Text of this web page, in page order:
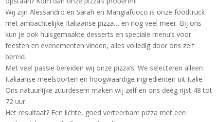
Wij zijn Alessandro en Sarah en Mangiafuoco is onze foodtruck
met ambachtelijke Italiaanse pizza… en nog veel meer. Bij ons
kun je ook huisgemaakte desserts en speciale menu’s voor
feesten en evenementen vinden, alles volledig door ons zelf
bereid.
Met veel passie bereiden wij onze pizza’s. We selecteren alleen
Italiaanse meelsoorten en hoogwaardige ingrediënten uit Italië.
Ons natuurlijke zuurdesem maken wij zelf en ons deeg rijst 48 tot
72 uur.
Het resultaat? Een lichte, goed verteerbare pizza met een